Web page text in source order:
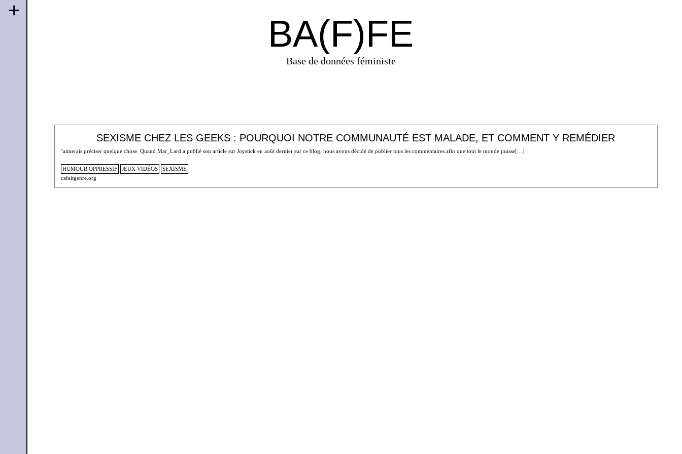
BA(F)FE
Base de données féministe
+
SEXISME CHEZ LES GEEKS : POURQUOI NOTRE COMMUNAUTÉ EST MALADE, ET COMMENT Y REMÉDIER
’aimerais préciser quelque chose. Quand Mar_Lard a publié son article sur Joystick en août dernier sur ce blog, nous avons décidé de publier tous les commentaires afin que tout le monde puisse[…]
HUMOUR OPPRESSIF JEUX VIDÉOS
SEXISME
cafaitgenre.org